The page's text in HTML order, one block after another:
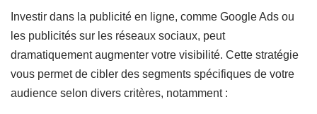
Investir dans la publicité en ligne, comme Google Ads ou
les publicités sur les réseaux sociaux, peut
dramatiquement augmenter votre visibilité. Cette stratégie
vous permet de cibler des segments spécifiques de votre
audience selon divers critères, notamment :